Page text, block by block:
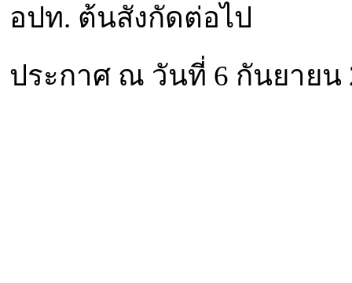
อปท. ต้นสังกัดต่อไป
ประกาศ ณ วันที่ 6 กันยายน